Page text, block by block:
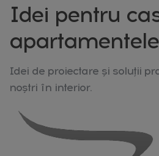
Idei pentru
Idei de proiectare și soluții
noștri în interior.